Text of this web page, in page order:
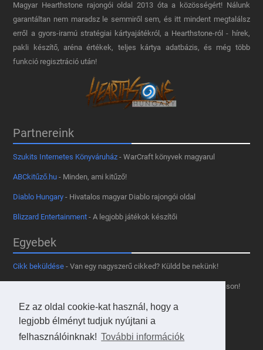
Ez az oldal cookie-kat használ, hogy a
legjobb élményt tudjuk nyújtani a
felhasználóinknak! További információk
Magyar Hearthstone​ rajongói oldal 2013 óta a közösségért! Nálunk
garantáltan nem maradsz le semmiről sem, és itt mindent megtalálsz
erről a gyors-iramú stratégiai kártyajátékról, a Hearthstone-ról - hírek,
pakli készítő, aréna értékek, teljes kártya adatbázis, és még több
funkció regisztráció után!
Partnereink
Szukits Internetes Könyváruház - WarCraft könyvek magyarul
ABCkitűző.hu - Minden, ami kitűző!
Diablo Hungary - Hivatalos magyar Diablo rajongói oldal
Blizzard Entertainment - A legjobb játékok készítői
Egyebek
Cikk beküldése - Van egy nagyszerű cikked? Küldd be nekünk!
- Tetszik az oldal? Segíts, hogy fennmaradhasson!
Kapcsolat, médiaajánlat- Lépj velünk kapcsolatba!
Használd a tooltipünket- A saját oldaladon is!